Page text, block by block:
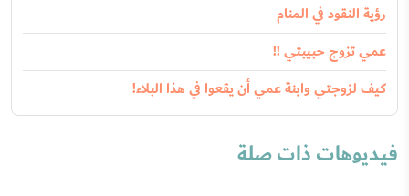
رؤية النقود في المنام
عمي تزوج حبيبتي !!
كيف لزوجتي وابنة عمي أن يقعوا في هذا البلاء!
فيديوهات ذات صلة